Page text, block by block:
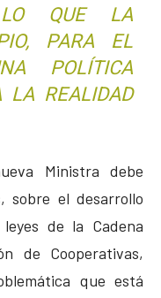
LO QUE LA
PARA EL
POLÍTICA
LA REALIDAD
Ministra debe
sobre el desarrollo
de la Cadena
de Cooperativas,
que está